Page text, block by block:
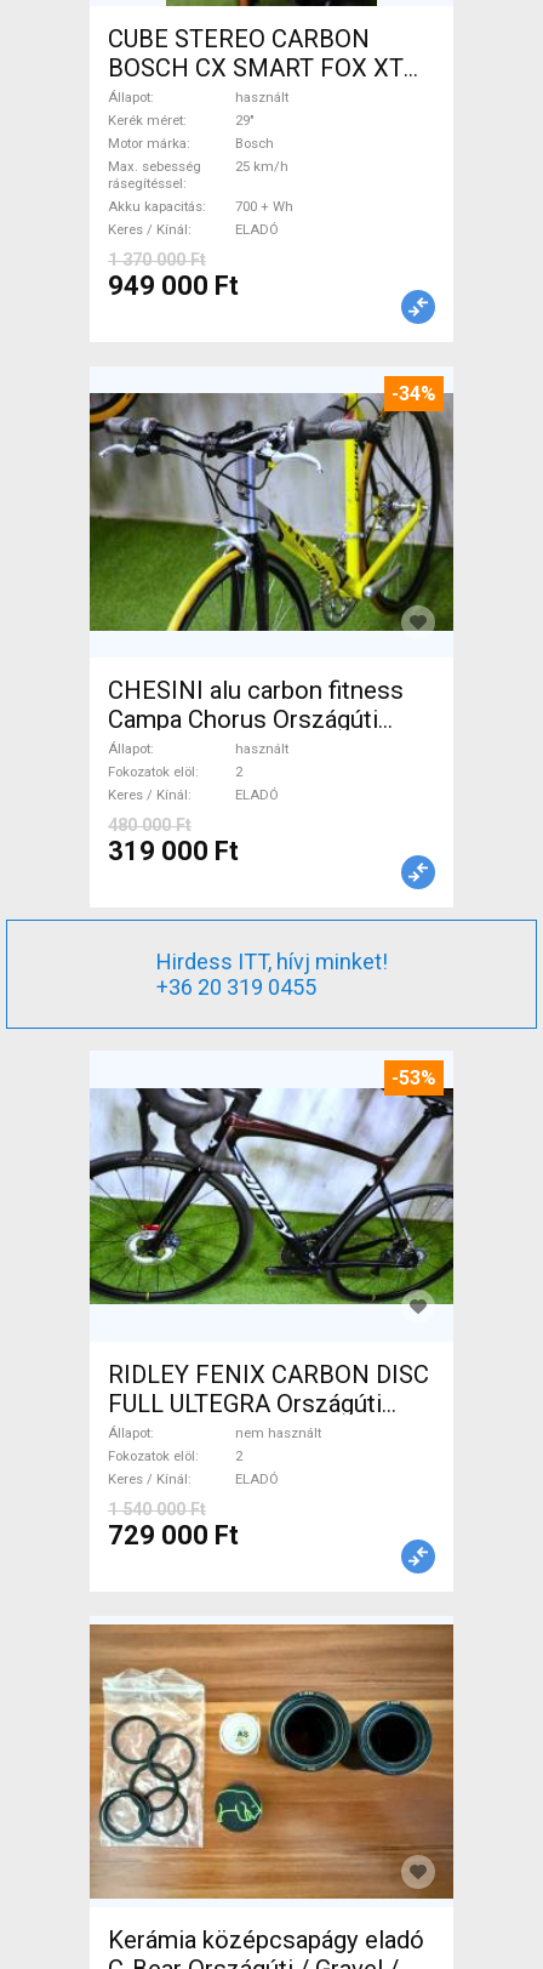
CUBE STEREO CARBON
BOSCH CX SMART FOX XT
Elektromos Mountain Bike
29" össztelós / fully Bosch
használt ELADÓ
Állapot
használt
Kerék méret
29"
Motor márka
Bosch
Max. sebesség
rásegítéssel
25 km/h
Akku kapacitás
700 + Wh
Keres / Kínál
ELADÓ
1 370 000 Ft
949 000 Ft
-34%
CHESINI alu carbon fitness
Campa Chorus Országúti
használt ELADÓ
Állapot
használt
Fokozatok elöl
2
Keres / Kínál
ELADÓ
480 000 Ft
319 000 Ft
Hirdess ITT, hívj minket!
+36 20 319 0455
-53%
RIDLEY FENIX CARBON DISC
FULL ULTEGRA Országúti
tárcsafék nem használt
ELADÓ
Állapot
nem használt
Fokozatok elöl
2
Keres / Kínál
ELADÓ
1 540 000 Ft
729 000 Ft
Kerámia középcsapágy eladó